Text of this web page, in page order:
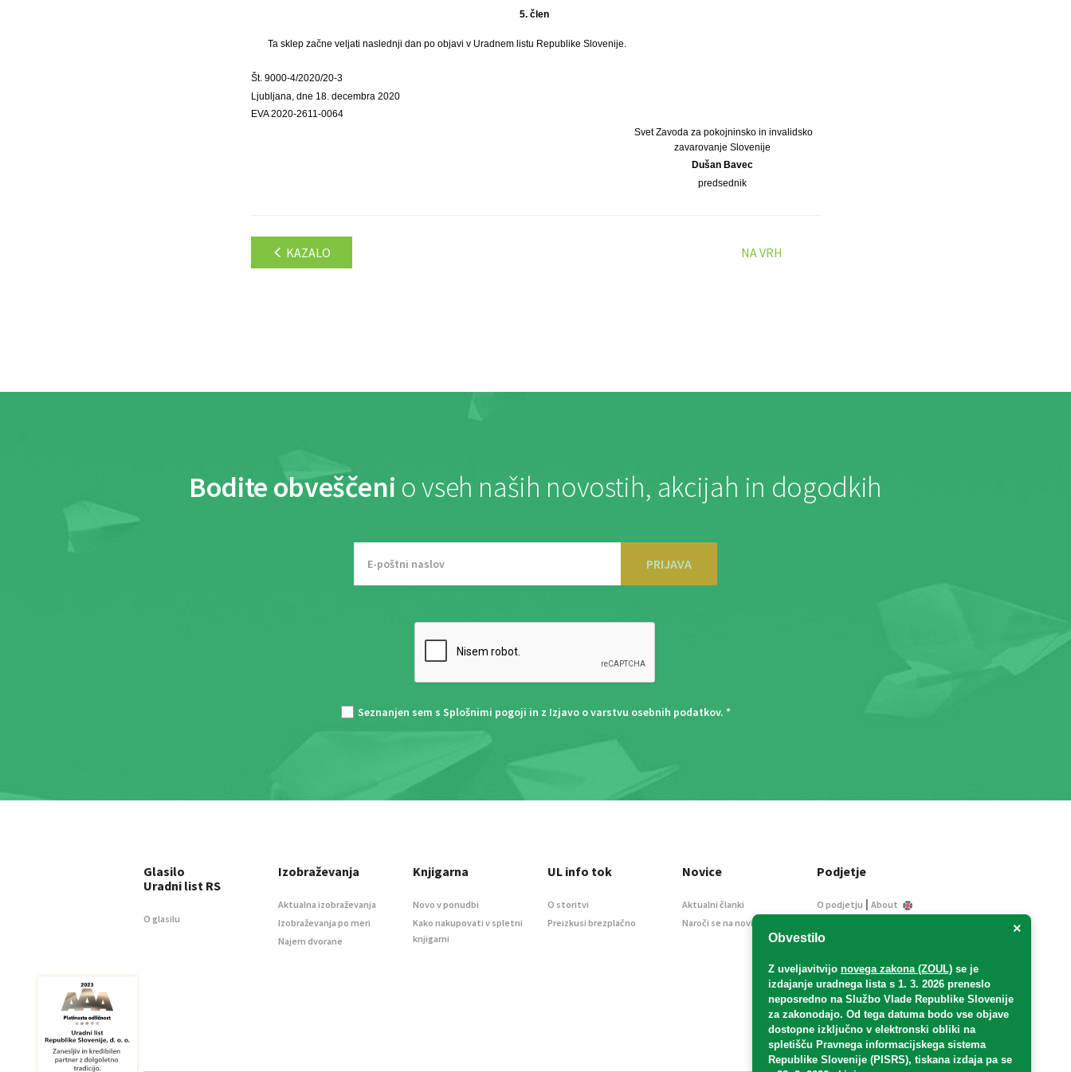
5. člen
Ta sklep začne veljati naslednji dan po objavi v Uradnem listu Republike Slovenije.
Št. 9000-4/2020/20-3
Ljubljana, dne 18. decembra 2020
EVA 2020-2611-0064
Svet Zavoda za pokojninsko in invalidsko
zavarovanje Slovenije
Dušan Bavec
predsednik
KAZALO NA VRH
Bodite obveščeni o vseh naših novostih, akcijah in dogodkih
PRIJAVA
Seznanjen sem s Splošnimi pogoji in z Izjavo o varstvu osebnih podatkov. *
×
Obvestilo
Z uveljavitvijo novega zakona (ZOUL) se je
izdajanje uradnega lista s 1. 3. 2026 preneslo
neposredno na Službo Vlade Republike Slovenije
za zakonodajo. Od tega datuma bodo vse objave
dostopne izključno v elektronski obliki na
spletišču Pravnega informacijskega sistema
Republike Slovenije (PISRS), tiskana izdaja pa se
Glasilo
Uradni list RS
O glasilu
Izobraževanja
Aktualna izobraževanja
Izobraževanja po meri
Najem dvorane
Knjigarna
Novo v ponudbi
Kako nakupovati v spletni
knjigarni
UL info tok
O storitvi
Preizkusi brezplačno
Novice
Aktualni članki
Naroči se na novice
Podjetje
O podjetju | About
Informacije javnega
Oglaševanje
Splošni pogoji
Izjava o varstvu osebnih
podatkov
E-dražbe